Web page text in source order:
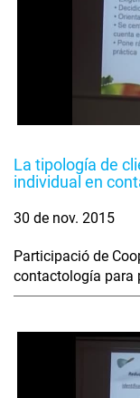
La tipología de
individual en
30 de nov. 2015
Participació de
contactología para